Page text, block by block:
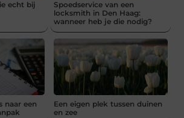
echt bij
Spoedservice van een
locksmith in Den Haag:
wanneer heb je die nodig?
naar een
Een eigen plek tussen duinen
en zee